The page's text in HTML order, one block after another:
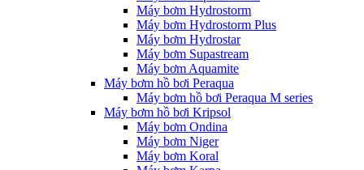
Máy bơm Hydrostorm
Máy bơm Hydrostorm Plus
Máy bơm Hydrostar
Máy bơm Supastream
Máy bơm Aquamite
Máy bơm hồ bơi Peraqua
Máy bơm hồ bơi Peraqua M series
Máy bơm hồ bơi Kripsol
Máy bơm Ondina
Máy bơm Niger
Máy bơm Koral